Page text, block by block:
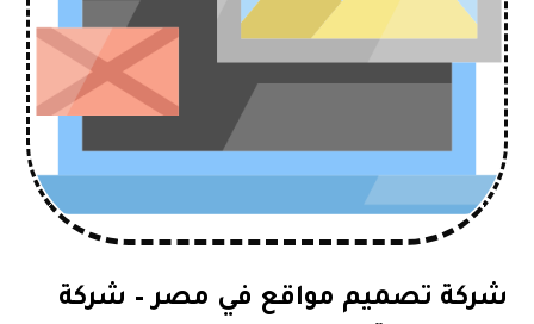
شركة تصميم مواقع في مصر – شركة